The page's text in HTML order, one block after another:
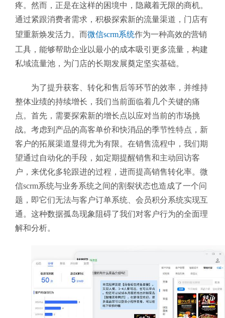
疼。然而，正是在这样的困境中，隐藏着无限的商机。
通过紧跟消费者需求，积极探索新的流量渠道，门店有
望重新焕发活力。而微信scrm系统作为一种高效的营销
工具，能够帮助企业以最小的成本吸引更多流量，构建
私域流量池，为门店的长期发展奠定坚实基础。
为了提升获客、转化和售后等环节的效率，并维持
整体业绩的持续增长，我们当前面临着几个关键的痛
点。首先，需要探索新的增长点以应对当前的市场挑
战。考虑到产品的高客单价和快消品的季节性特点，新
客户的拓展渠道显得尤为有限。在销售流程中，我们期
望通过自动化的手段，如定期提醒销售和主动回访客
户，来优化多轮跟进的过程，进而提高销售转化率。微
信scrm系统与业务系统之间的割裂状态也造成了一个问
题，即它们无法与客户订单系统、会员积分系统实现互
通。这种数据孤岛现象阻碍了我们对客户行为的全面理
解和分析。